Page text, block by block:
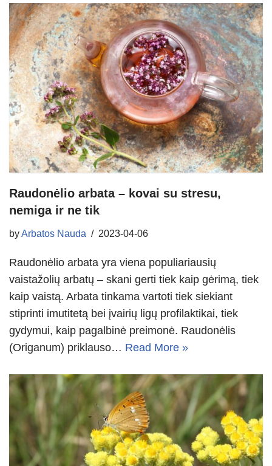
Raudonėlio arbata – kovai su stresu,
nemiga ir ne tik
byArbatos Nauda 2023-04-06
Raudonėlio arbata yra viena populiariausių
vaistažolių arbatų – skani gerti tiek kaip gėrimą, tiek
kaip vaistą. Arbata tinkama vartoti tiek siekiant
stiprinti imutitetą bei įvairių ligų profilaktikai, tiek
gydymui, kaip pagalbinė preimonė. Raudonėlis
(Origanum) priklauso… Read More »